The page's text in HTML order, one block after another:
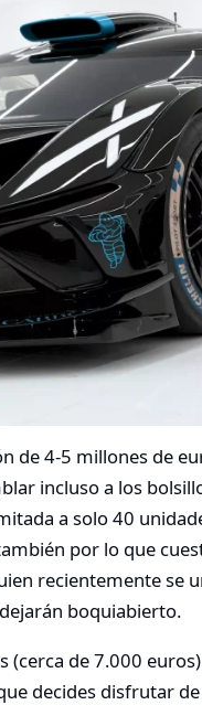
de 4-5 millones de
incluso a los
a solo 40
por lo que
recientemente se
boquiabierto.
de 7.000
decides disfrutar